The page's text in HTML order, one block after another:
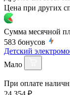
Цена при других
Сумма месячной
583 бонусов
Детский
Мало
При оплате